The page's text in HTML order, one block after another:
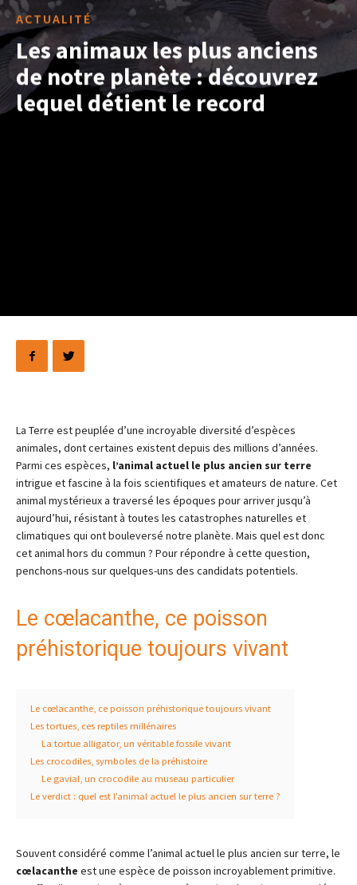
ACTUALITÉ
Les animaux les plus anciens
de notre planète : découvrez
lequel détient le record
La Terre est peuplée d’une incroyable diversité d’espèces
animales, dont certaines existent depuis des millions d’années.
Parmi ces espèces, l’animal actuel le plus ancien sur terre
intrigue et fascine à la fois scientifiques et amateurs de nature. Cet
animal mystérieux a traversé les époques pour arriver jusqu’à
aujourd’hui, résistant à toutes les catastrophes naturelles et
climatiques qui ont bouleversé notre planète. Mais quel est donc
cet animal hors du commun ? Pour répondre à cette question,
penchons-nous sur quelques-uns des candidats potentiels.
Le cœlacanthe, ce poisson
préhistorique toujours vivant
Le cœlacanthe, ce poisson préhistorique toujours vivant
Les tortues, ces reptiles millénaires
La tortue alligator, un véritable fossile vivant
Les crocodiles, symboles de la préhistoire
Le gavial, un crocodile au museau particulier
Le verdict : quel est l’animal actuel le plus ancien sur terre ?
Souvent considéré comme l’animal actuel le plus ancien sur terre, le
cœlacanthe est une espèce de poisson incroyablement primitive.